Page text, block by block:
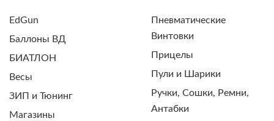
EdGun
Баллоны ВД
БИАТЛОН
Весы
ЗИП и Тюнинг
Магазины
Пневматические
Винтовки
Прицелы
Пули и Шарики
Ручки, Сошки, Ремни,
Антабки